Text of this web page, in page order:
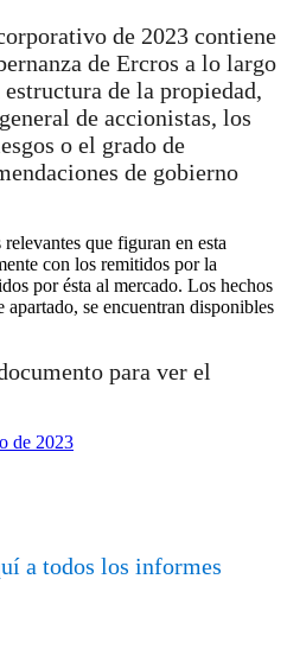
de 2023 contiene
de Ercros a lo largo
de la propiedad,
de accionistas, los
o el grado de
de gobierno
que figuran en esta
con los remitidos por la
por ésta al mercado. Los hechos
apartado, se encuentran disponibles
para ver el
de 2023
a todos los informes